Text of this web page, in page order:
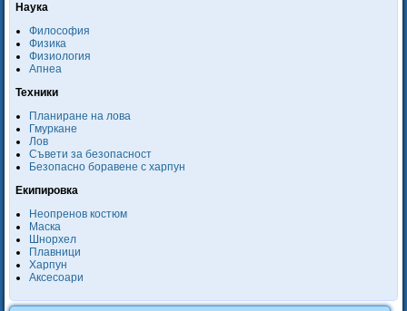
Наука
Философия
Физика
Физиология
Апнеа
Техники
Планиране на лова
Гмуркане
Лов
Съвети за безопасност
Безопасно боравене с харпун
Екипировка
Неопренов костюм
Маска
Шнорхел
Плавници
Харпун
Аксесоари